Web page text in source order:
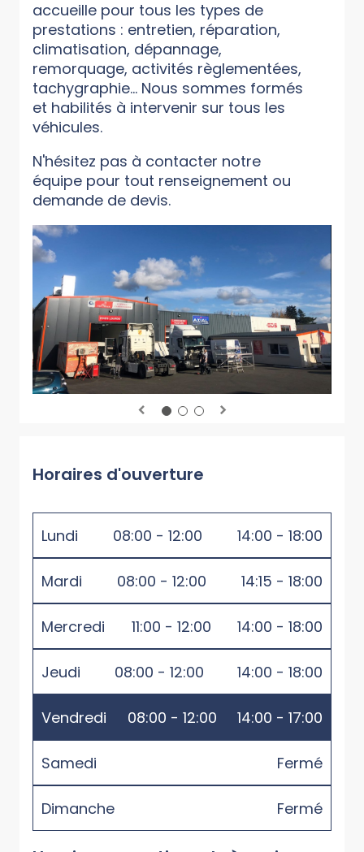
accueille pour tous les types de
prestations : entretien, réparation,
climatisation, dépannage,
remorquage, activités règlementées,
tachygraphie... Nous sommes formés
et habilités à intervenir sur tous les
véhicules.
N'hésitez pas à contacter notre
équipe pour tout renseignement ou
demande de devis.
Horaires d'ouverture
Lundi 08:00 - 12:00 14:00 - 18:00
Mardi 08:00 - 12:00 14:15 - 18:00
Mercredi 11:00 - 12:00 14:00 - 18:00
Jeudi 08:00 - 12:00 14:00 - 18:00
Vendredi 08:00 - 12:00 14:00 - 17:00
Samedi Fermé
Dimanche Fermé